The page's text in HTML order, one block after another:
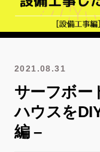
2021.08.31
サーフボー
ハウスを
編 –